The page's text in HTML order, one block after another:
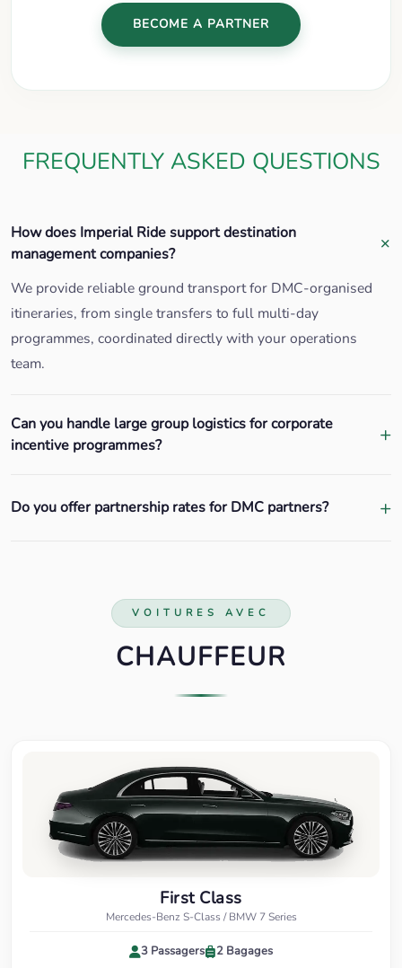
BECOME A PARTNER
FREQUENTLY ASKED QUESTIONS
How does Imperial Ride support destination
management companies?
We provide reliable ground transport for DMC-organised
itineraries, from single transfers to full multi-day
programmes, coordinated directly with your operations
team.
Can you handle large group logistics for corporate
incentive programmes?
Do you offer partnership rates for DMC partners?
VOITURES AVEC
CHAUFFEUR
First Class
Mercedes-Benz S-Class / BMW 7 Series
3 Passagers 2 Bagages